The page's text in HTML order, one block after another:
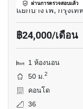
ผ่านการตรวจสอบแล้ว
แยกบางโพ, กรุงเท
฿24,000/เดือน
1 ห้องนอน
50 ม.2
คอนโด
36